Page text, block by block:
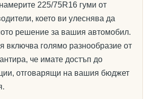
225/75R16 гуми от
което ви улеснява да
решение за вашия автомобил.
включва голямо разнообразие от
че имате достъп до
отговарящи на вашия бюджет